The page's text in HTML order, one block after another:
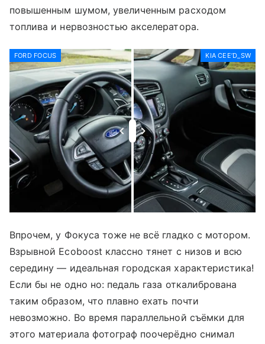
повышенным шумом, увеличенным расходом
топлива и нервозностью акселератора.
FORD FOCUS KIA CEE’D_SW
Впрочем, у Фокуса тоже не всё гладко с мотором.
Взрывной Ecoboost классно тянет с низов и всю
середину — идеальная городская характеристика!
Если бы не одно но: педаль газа откалибрована
таким образом, что плавно ехать почти
невозможно. Во время параллельной съёмки для
этого материала фотограф поочерёдно снимал